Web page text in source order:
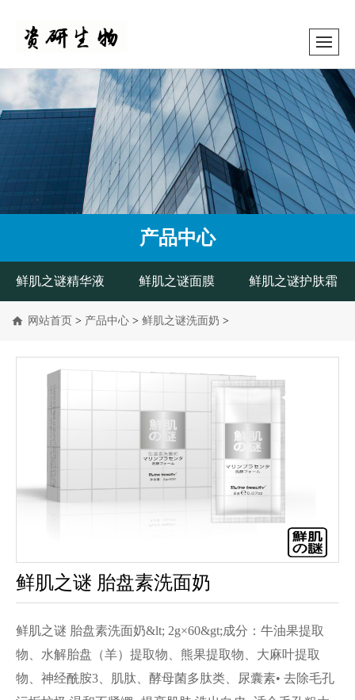
产品中心
鲜肌之谜精华液 鲜肌之谜面膜 鲜肌之谜护肤霜
网站首页 > 产品中心 > 鲜肌之谜洗面奶 >
鲜肌之谜 胎盘素洗面奶
鲜肌之谜 胎盘素洗面奶&lt; 2g×60&gt;成分：牛油果提取
物、水解胎盘（羊）提取物、熊果提取物、大麻叶提取
物、神经酰胺3、肌肽、酵母菌多肽类、尿囊素• 去除毛孔